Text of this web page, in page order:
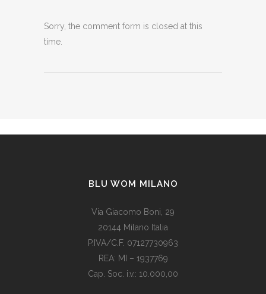
Sorry, the comment form is closed at this
time.
BLU WOM MILANO
Via Giacomo Boni, 29
20144 Milano Italia
P.IVA/C.F. 07127730963
REA: MI – 1937769
Cap. Soc. i.v.: 10.000,00